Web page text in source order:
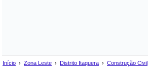
Início › Zona Leste › Distrito Itaquera › Construção Civil